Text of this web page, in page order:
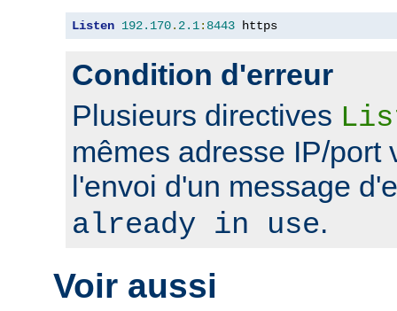
Listen 192.170. 2.1: 8443 https
Condition d'erreur
Plusieurs directives
mêmes adresse IP/port
l'envoi d'un message
already in use.
Voir aussi